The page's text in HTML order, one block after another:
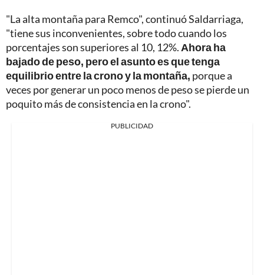
"La alta montaña para Remco", continuó Saldarriaga,
"tiene sus inconvenientes, sobre todo cuando los
porcentajes son superiores al 10, 12%. Ahora ha
bajado de peso, pero el asunto es que tenga
equilibrio entre la crono y la montaña, porque a
veces por generar un poco menos de peso se pierde un
poquito más de consistencia en la crono".
PUBLICIDAD